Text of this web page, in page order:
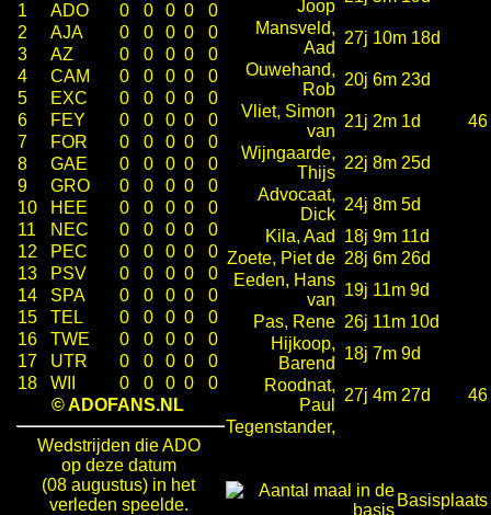
1
ADO 0 0 0 0
0
2
AJA 0 0 0 0
0
3
AZ 0 0 0 0
0
4
CAM 0 0 0 0
0
5
EXC 0 0 0 0
0
6
FEY 0 0 0 0
0
7
FOR 0 0 0 0
0
8
GAE 0 0 0 0
0
9
GRO 0 0 0 0
0
10
HEE 0 0 0 0
0
11
NEC 0 0 0 0
0
12
PEC 0 0 0 0
0
13
PSV 0 0 0 0
0
14
SPA 0 0 0 0
0
15
TEL 0 0 0 0
0
16
TWE 0 0 0 0
0
17
UTR 0 0 0 0
0
18
WII 0 0 0 0
0
© ADOFANS.NL
Wedstrijden die ADO
op deze datum
(08 augustus) in het
verleden speelde.
Joop
Mansveld,
Aad
27j 10m 18d
Ouwehand,
Rob
20j 6m 23d
Vliet, Simon
van
21j 2m 1d
46
Wijngaarde,
Thijs
22j 8m 25d
Advocaat,
Dick
24j 8m 5d
Kila, Aad
18j 9m 11d
Zoete, Piet de 28j 6m 26d
Eeden, Hans
van
19j 11m 9d
Pas, Rene 26j 11m 10d
Hijkoop,
Barend
18j 7m 9d
Roodnat,
Paul
27j 4m 27d
46
Tegenstander,
Basisplaats